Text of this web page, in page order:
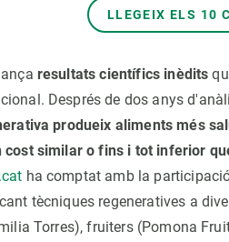
LLEGEIX ELS 10
resultats científics inèdits
Després de dos anys
produeix aliments més
cost similar o fins i tot inferior
ha comptat amb la
tècniques regeneratives a
Torres), fruiters (Pomona